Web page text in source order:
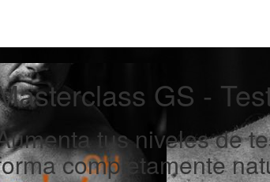
GS -
tus niveles de
completamente